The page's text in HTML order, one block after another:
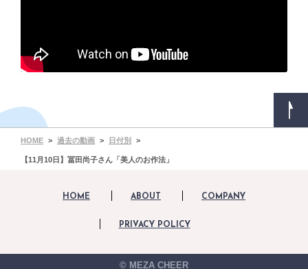
HOME 過去の動画 日付別
【11月10日】冨田尚子さん「美人のお作法」
HOME ABOUT COMPANY
PRIVACY POLICY
© MEZA CHEER